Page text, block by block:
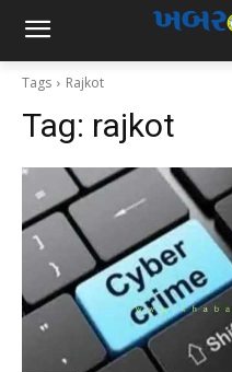
Tags Rajkot
Tag: rajkot